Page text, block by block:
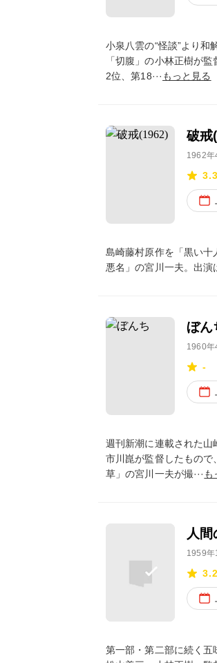
小泉八雲の“怪談”より
「切腹」の小林正樹が
2位、第18··· もっと見る
破戒
1962年
3.3
島崎藤村原作を「黒い
悪名」の宮川一夫。出演
ぼん
1960年
-
週刊新潮に連載された
市川崑が監督したもの
草」の宮川一夫が撮··· も
人
1959年
3.2
第一部・第二部に続く五